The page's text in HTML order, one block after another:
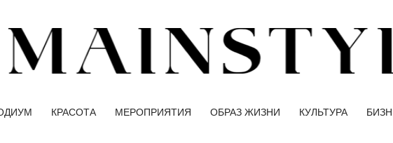
КРАСОТА МЕРОПРИЯТИЯ ОБРАЗ ЖИЗНИ КУЛЬТУРА